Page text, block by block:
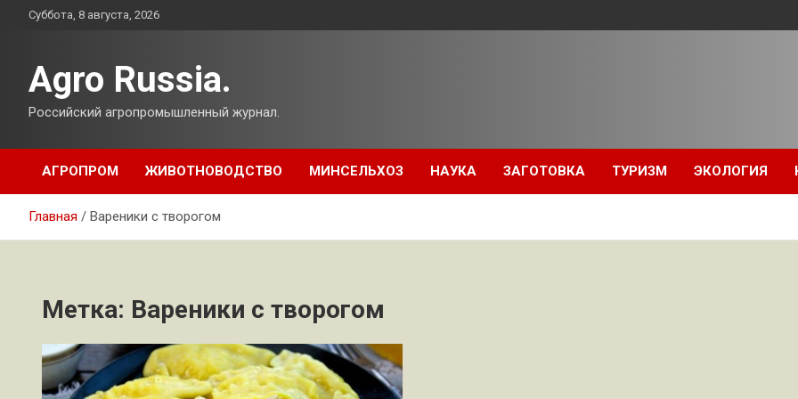
ПерейтиСуббота, 8 августа, 2026
Agro Russia.
Российский агропромышленный журнал.
АГРОПРОМ ЖИВОТНОВОДСТВО МИНСЕЛЬХОЗ НАУКА ЗАГОТОВКА ТУРИЗМ ЭКОЛОГИЯ
Главная Вареники с творогом
Метка: Вареники с творогом